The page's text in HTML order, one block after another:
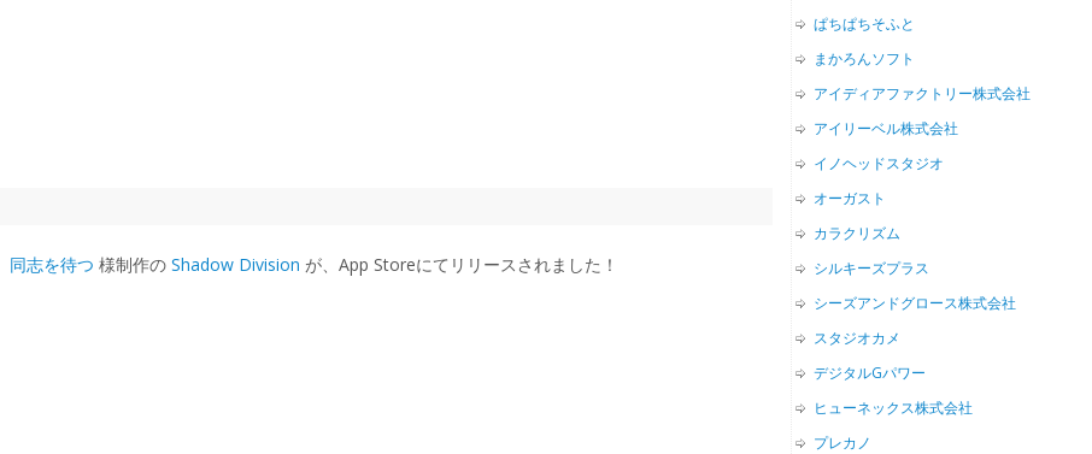
同志を待つ 様制作の Shadow Division が、App Storeにてリリースされました！
ぱちぱちそふと
まかろんソフト
アイディアファクトリー株式会社
アイリーベル株式会社
イノヘッドスタジオ
オーガスト
カラクリズム
シルキーズプラス
シーズアンドグロース株式会社
スタジオカメ
デジタルGパワー
ヒューネックス株式会社
プレカノ